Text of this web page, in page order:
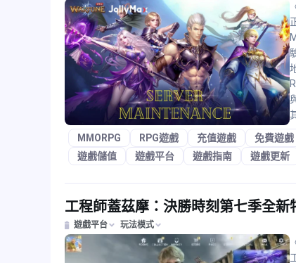
MMORPG RPG遊戲 充值遊戲 免費遊戲
遊戲儲值
遊戲平台 遊戲指南 遊戲更新
工程師蓋茲摩：決勝時刻第七季全新
遊戲平台 玩法模式